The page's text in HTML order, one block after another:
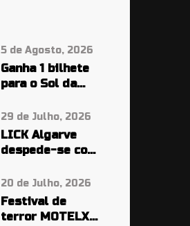
5 de Agosto, 2026
Ganha 1 bilhete
para o Sol da
PALA…
29 de Julho, 2026
LICK Algarve
despede-se com
grande
20 de Julho, 2026
Festival de
terror MOTELX